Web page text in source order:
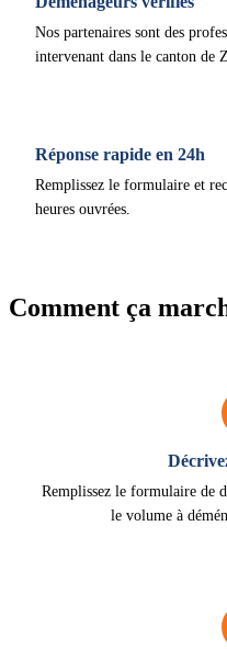
Nos partenaires sont des
intervenant dans le canton de
Réponse rapide en 24h
Remplissez le formulaire et
heures ouvrées.
Comment ça
Remplissez le formulaire de
le volume à